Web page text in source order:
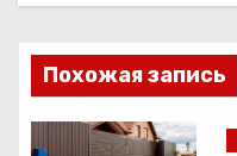
и
я
Похожая запись